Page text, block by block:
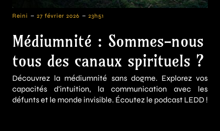
Reini - 27 février 2026 - 23h51
Médiumnité : Sommes-nous
tous des canaux spirituels ?
Découvrez la médiumnité sans dogme. Explorez vos
capacités d'intuition, la communication avec les
défunts et le monde invisible. Écoutez le podcast LEDD !